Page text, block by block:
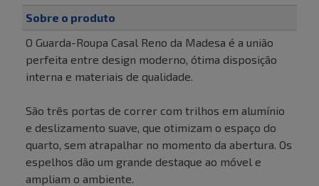
Sobre o produto
O Guarda-Roupa Casal Reno da Madesa é a união
perfeita entre design moderno, ótima disposição
interna e materiais de qualidade.
São três portas de correr com trilhos em alumínio
e deslizamento suave, que otimizam o espaço do
quarto, sem atrapalhar no momento da abertura. Os
espelhos dão um grande destaque ao móvel e
ampliam o ambiente.